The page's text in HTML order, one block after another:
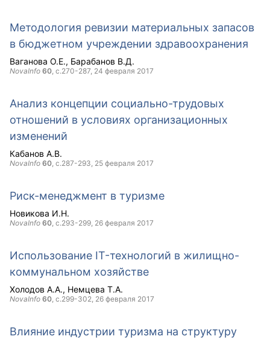
Методология ревизии материальных запасов
в бюджетном учреждении здравоохранения
Ваганова О.Е. Барабанов В.Д.
NovaInfo 60, с.270-287, 24 февраля 2017
Анализ концепции социально-трудовых
отношений в условиях организационных
изменений
Кабанов А.В.
NovaInfo 60, с.287-293, 25 февраля 2017
Риск-менеджмент в туризме
Новикова И.Н.
NovaInfo 60, с.293-299, 26 февраля 2017
Использование IT-технологий в жилищно-
коммунальном хозяйстве
Холодов А.А. Немцева Т.А.
NovaInfo 60, с.299-302, 26 февраля 2017
Влияние индустрии туризма на структуру